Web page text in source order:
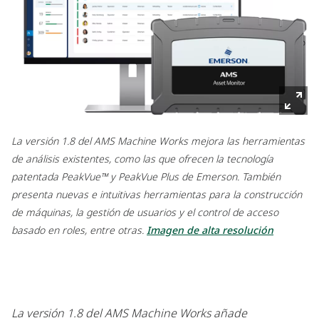
La versión 1.8 del AMS Machine Works mejora las herramientas
de análisis existentes, como las que ofrecen la tecnología
patentada PeakVue™ y PeakVue Plus de Emerson. También
presenta nuevas e intuitivas herramientas para la construcción
de máquinas, la gestión de usuarios y el control de acceso
basado en roles, entre otras. Imagen de alta resolución
La versión 1.8 del AMS Machine Works añade